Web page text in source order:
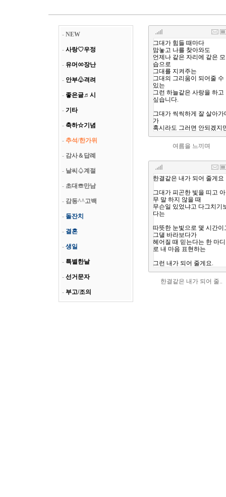
- NEW
- 사랑♡우정
- 유머ㆀ장난
- 안부♧격려
- 좋은글♬시
- 기타
- 축하☆기념
- 추석/한가위
- 감사＆답례
- 날씨♤계절
- 초대☏만남
- 감동^^고백
- 돌잔치
- 결혼
- 생일
- 특별한날
- 선거문자
- 부고/조의
여름을 느끼며
한결같은 내가 되어 줄..